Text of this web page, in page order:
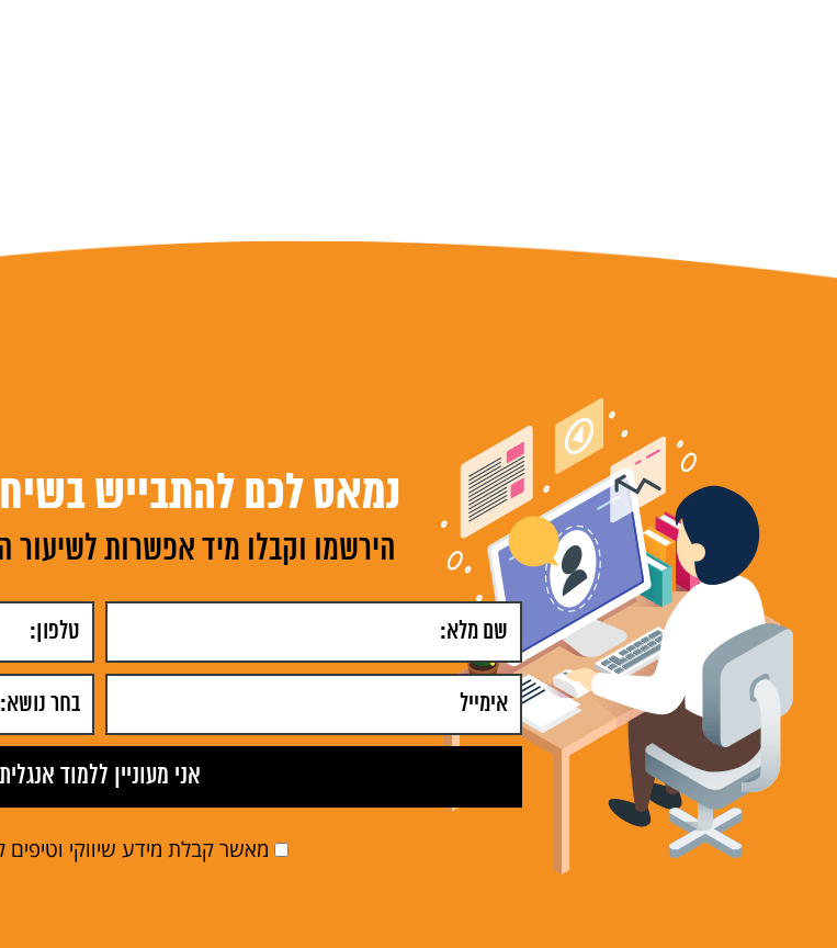
נמאס לכם להתבייש
הירשמו וקבלו מיד אפשרות לשיעור
מאשר קבלת מידע שיווקי וטיפים